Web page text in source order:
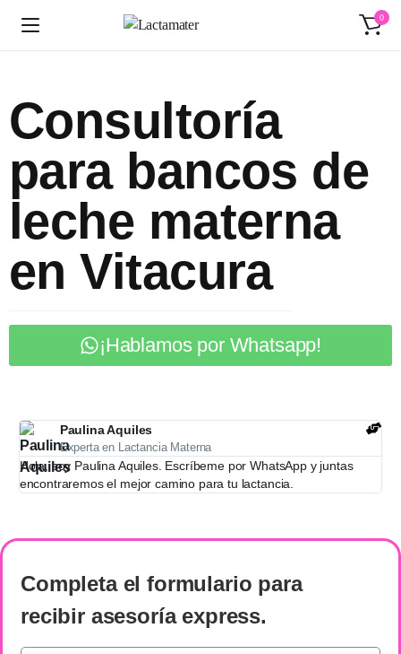
0
Consultoría
para bancos de
leche materna
en Vitacura
¡Hablamos por Whatsapp!
Paulina Aquiles
Experta en Lactancia Materna
Hola, soy Paulina Aquiles. Escríbeme por WhatsApp y juntas
encontraremos el mejor camino para tu lactancia.
Completa el formulario para
recibir asesoría express.